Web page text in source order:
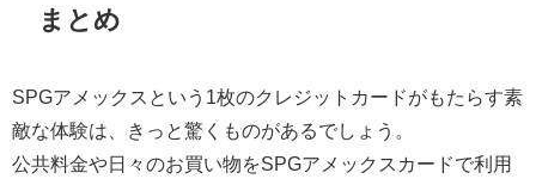
まとめ
SPGアメックスという1枚のクレジットカードがもたらす素
敵な体験は、きっと驚くものがあるでしょう。
公共料金や日々のお買い物をSPGアメックスカードで利用